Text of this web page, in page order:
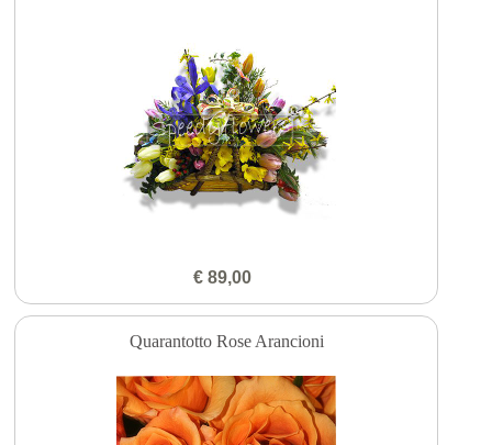
€ 89,00
Quarantotto Rose Arancioni